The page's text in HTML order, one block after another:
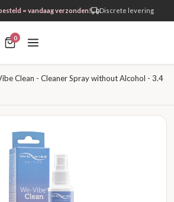
= vandaag verzonden! Discrete levering
0
Clean - Cleaner Spray without Alcohol - 3.4